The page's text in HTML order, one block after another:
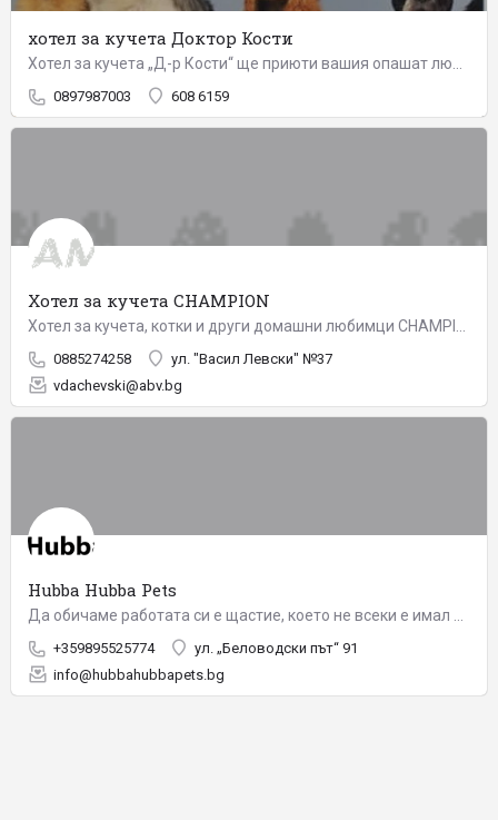
хотел за кучета Доктор Кости
0897987003 608 6159
Хотел за кучета CHAMPION
0885274258
ул. "Васил Левски" №37
vdachevski@abv.bg
Hubba Hubba Pets
+359895525774
ул. „Беловодски път“ 91
info@hubbahubbapets.bg